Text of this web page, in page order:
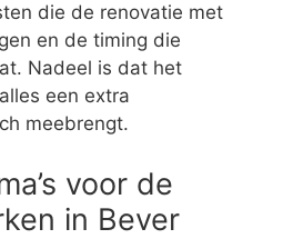
die de renovatie met
en de timing die
Nadeel is dat het
een extra
meebrengt.
voor de
in Bever